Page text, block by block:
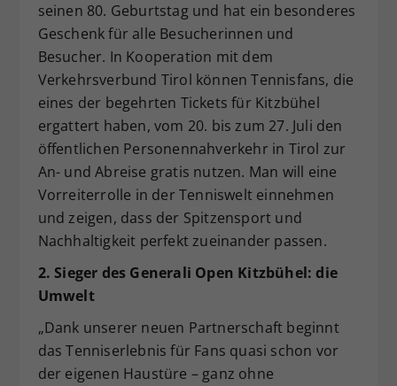
seinen 80. Geburtstag und hat ein besonderes
Geschenk für alle Besucherinnen und
Besucher. In Kooperation mit dem
Verkehrsverbund Tirol können Tennisfans, die
eines der begehrten Tickets für Kitzbühel
ergattert haben, vom 20. bis zum 27. Juli den
öffentlichen Personennahverkehr in Tirol zur
An- und Abreise gratis nutzen. Man will eine
Vorreiterrolle in der Tenniswelt einnehmen
und zeigen, dass der Spitzensport und
Nachhaltigkeit perfekt zueinander passen.
2. Sieger des Generali Open Kitzbühel: die
Umwelt
„Dank unserer neuen Partnerschaft beginnt
das Tenniserlebnis für Fans quasi schon vor
der eigenen Haustüre – ganz ohne